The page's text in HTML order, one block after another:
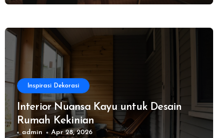
Inspirasi Dekorasi
Interior Nuansa Kayu untuk Desain
Rumah Kekinian
admin Apr 28, 2026